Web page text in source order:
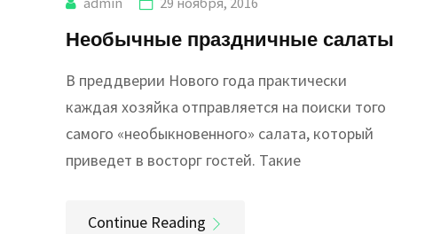
Необычные праздничные салаты
В преддверии Нового года практически
каждая хозяйка отправляется на поиски того
самого «необыкновенного» салата, который
приведет в восторг гостей. Такие
Continue Reading